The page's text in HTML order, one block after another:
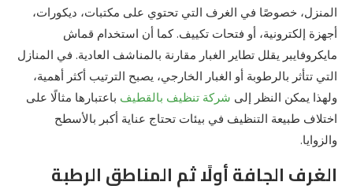
المنزل، خصوصًا في الغرف التي تحتوي على مكتبات، ديكورات،
أجهزة إلكترونية، أو فتحات تكييف. كما أن استخدام قماش
مايكروفايبر يقلل تطاير الغبار مقارنة بالمناشف العادية. في المنازل
التي تتأثر بالرطوبة أو الغبار الخارجي، يصبح الترتيب أكثر أهمية،
ولهذا يمكن النظر إلى شركة تنظيف بالقطيف باعتبارها مثالًا على
اختلاف طبيعة التنظيف في بيئات تحتاج عناية أكبر بالأسطح
والزوايا.
الغرف الجافة أولًا ثم المناطق الرطبة